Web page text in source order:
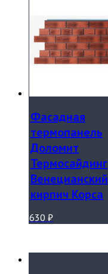
Фасадная
термопанель
Доломит
Термосайдинг
Венецианский
кирпич Корса
630 ₽